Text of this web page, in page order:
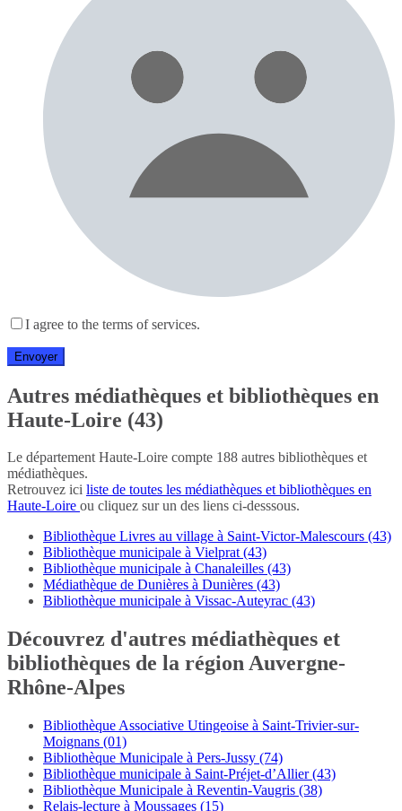
I agree to the terms of services.
Autres médiathèques et bibliothèques en
Haute-Loire (43)
Le département Haute-Loire compte 188 autres bibliothèques et
médiathèques.
Retrouvez ici liste de toutes les médiathèques et bibliothèques en
Haute-Loire ou cliquez sur un des liens ci-desssous.
Bibliothèque Livres au village à Saint-Victor-Malescours (43)
Bibliothèque municipale à Vielprat (43)
Bibliothèque municipale à Chanaleilles (43)
Médiathèque de Dunières à Dunières (43)
Bibliothèque municipale à Vissac-Auteyrac (43)
Découvrez d'autres médiathèques et
bibliothèques de la région Auvergne-
Rhône-Alpes
Bibliothèque Associative Utingeoise à Saint-Trivier-sur-
Moignans (01)
Bibliothèque Municipale à Pers-Jussy (74)
Bibliothèque municipale à Saint-Préjet-d’Allier (43)
Bibliothèque Municipale à Reventin-Vaugris (38)
Relais-lecture à Moussages (15)